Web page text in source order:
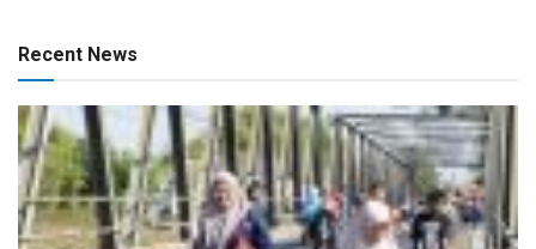
Recent News